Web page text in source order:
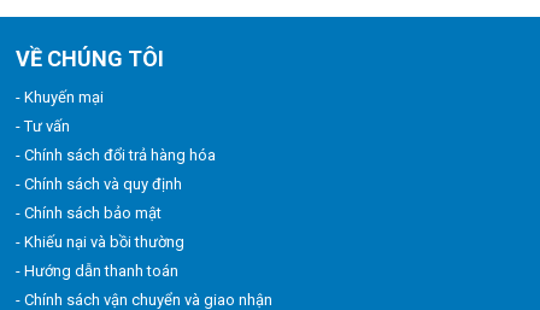
VỀ CHÚNG TÔI
- Khuyến mại
- Tư vấn
- Chính sách đổi trả hàng hóa
- Chính sách và quy định
- Chính sách bảo mật
- Khiếu nại và bồi thường
- Hướng dẫn thanh toán
- Chính sách vận chuyển và giao nhận